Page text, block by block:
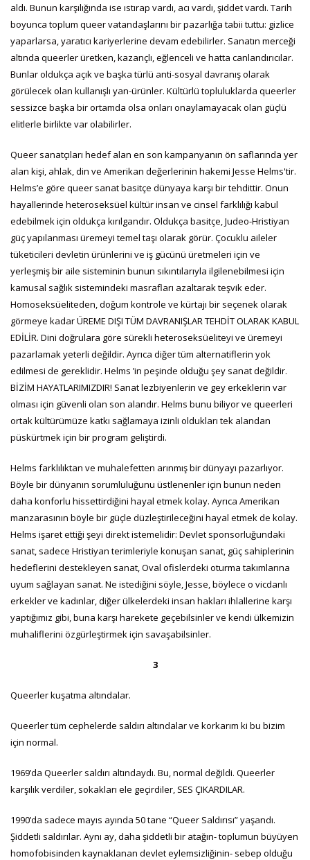
aldı. Bunun karşılığında ise ıstırap vardı, acı vardı, şiddet vardı. Tarih
boyunca toplum queer vatandaşlarını bir pazarlığa tabii tuttu: gizlice
yaparlarsa, yaratıcı kariyerlerine devam edebilirler. Sanatın merceği
altında queerler üretken, kazançlı, eğlenceli ve hatta canlandırıcılar.
Bunlar oldukça açık ve başka türlü anti-sosyal davranış olarak
görülecek olan kullanışlı yan-ürünler. Kültürlü topluluklarda queerler
sessizce başka bir ortamda olsa onları onaylamayacak olan güçlü
elitlerle birlikte var olabilirler.
Queer sanatçıları hedef alan en son kampanyanın ön saflarında yer
alan kişi, ahlak, din ve Amerikan değerlerinin hakemi Jesse Helms'tir.
Helms’e göre queer sanat basitçe dünyaya karşı bir tehdittir. Onun
hayallerinde heteroseksüel kültür insan ve cinsel farklılığı kabul
edebilmek için oldukça kırılgandır. Oldukça basitçe, Judeo-Hristiyan
güç yapılanması üremeyi temel taşı olarak görür. Çocuklu aileler
tüketicileri devletin ürünlerini ve iş gücünü üretmeleri için ve
yerleşmiş bir aile sisteminin bunun sıkıntılarıyla ilgilenebilmesi için
kamusal sağlık sistemindeki masrafları azaltarak teşvik eder.
Homoseksüeliteden, doğum kontrole ve kürtajı bir seçenek olarak
görmeye kadar ÜREME DIŞI TÜM DAVRANIŞLAR TEHDİT OLARAK KABUL
EDİLİR. Dini doğrulara göre sürekli heteroseksüeliteyi ve üremeyi
pazarlamak yeterli değildir. Ayrıca diğer tüm alternatiflerin yok
edilmesi de gereklidir. Helms ’in peşinde olduğu şey sanat değildir.
BİZİM HAYATLARIMIZDIR! Sanat lezbiyenlerin ve gey erkeklerin var
olması için güvenli olan son alandır. Helms bunu biliyor ve queerleri
ortak kültürümüze katkı sağlamaya izinli oldukları tek alandan
püskürtmek için bir program geliştirdi.
Helms farklılıktan ve muhalefetten arınmış bir dünyayı pazarlıyor.
Böyle bir dünyanın sorumluluğunu üstlenenler için bunun neden
daha konforlu hissettirdiğini hayal etmek kolay. Ayrıca Amerikan
manzarasının böyle bir güçle düzleştirileceğini hayal etmek de kolay.
Helms işaret ettiği şeyi direkt istemelidir: Devlet sponsorluğundaki
sanat, sadece Hristiyan terimleriyle konuşan sanat, güç sahiplerinin
hedeflerini destekleyen sanat, Oval ofislerdeki oturma takımlarına
uyum sağlayan sanat. Ne istediğini söyle, Jesse, böylece o vicdanlı
erkekler ve kadınlar, diğer ülkelerdeki insan hakları ihlallerine karşı
yaptığımız gibi, buna karşı harekete geçebilsinler ve kendi ülkemizin
muhaliflerini özgürleştirmek için savaşabilsinler.
3
Queerler kuşatma altındalar.
Queerler tüm cephelerde saldırı altındalar ve korkarım ki bu bizim
için normal.
1969’da Queerler saldırı altındaydı. Bu, normal değildi. Queerler
karşılık verdiler, sokakları ele geçirdiler, SES ÇIKARDILAR.
1990’da sadece mayıs ayında 50 tane “Queer Saldırısı” yaşandı.
Şiddetli saldırılar. Aynı ay, daha şiddetli bir atağın- toplumun büyüyen
homofobisinden kaynaklanan devlet eylemsizliğinin- sebep olduğu